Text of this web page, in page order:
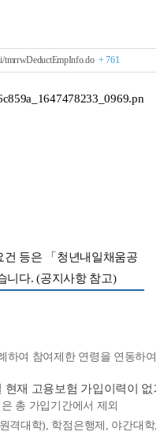
tmrrwDeductEmpInfo.do + 761
등은 「청년내일채움공
니다. (공지사항 참고)
하여 참여제한 연령을 연동하여
재 고용보험 가입이력이 없
총 가입기간에서 제외
격대학), 학점은행제, 야간대학,